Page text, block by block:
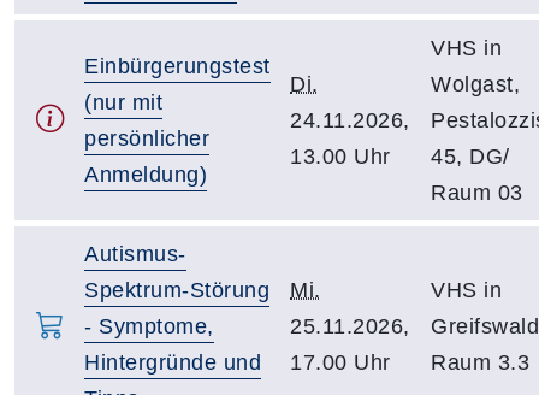
Einbürgerungstest
(nur mit
persönlicher
Anmeldung)
Di.
24.11.2026,
13.00 Uhr
VHS in
Wolgast,
45, DG/
Raum 03
Autismus-
Spektrum-Störung
- Symptome,
Hintergründe und
Mi.
25.11.2026,
17.00 Uhr
VHS in
Raum 3.3